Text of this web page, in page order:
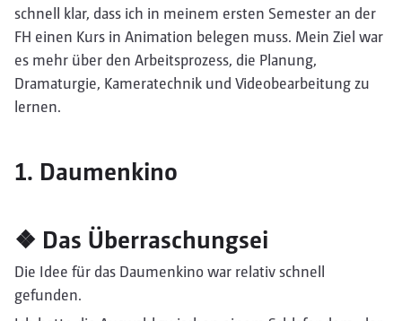
schnell klar, dass ich in meinem ersten Semester an der
FH einen Kurs in Animation belegen muss. Mein Ziel war
es mehr über den Arbeitsprozess, die Planung,
Dramaturgie, Kameratechnik und Videobearbeitung zu
lernen.
1. Daumenkino
❖ Das Überraschungsei
Die Idee für das Daumenkino war relativ schnell
gefunden.